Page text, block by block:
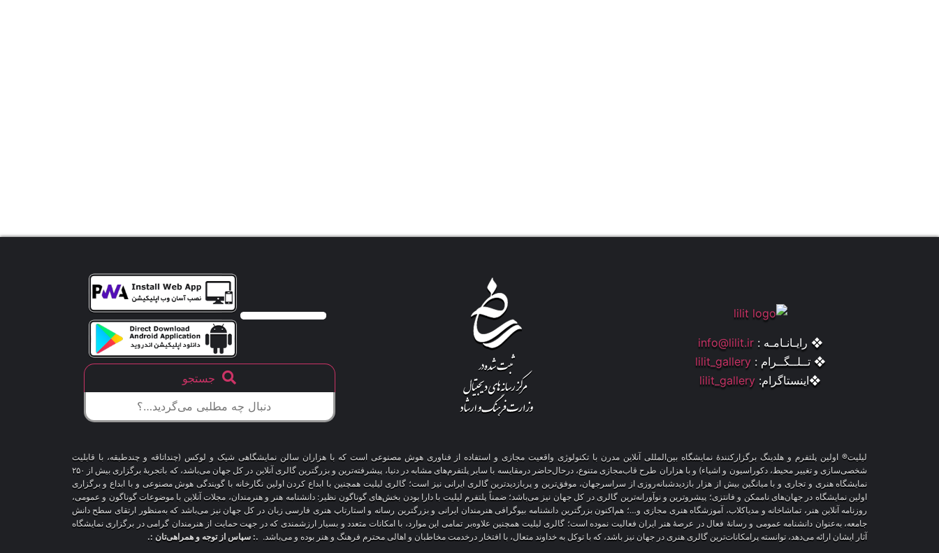
❖ رایـانـامـه : info@lilit.ir
❖ تــلــگــرام : lilit_gallery
❖اینستاگرام: lilit_gallery جستجو
لیلیت® اولین پلتفرم و هلدینگ برگزارکنندهٔ نمایشگاه بین‌المللی آنلاین مدرن با تکنولوژی واقعیت مجازی و استفاده از فناوری هوش مصنوعی است که با هزاران سالن نمایشگاهی شیک و لوکس (چنداتاقه و چندطبقه، با قابلیت
شخصی‌سازی و تغییر محیط، دکوراسیون و اشیاء) و با هزاران طرح قاب‌مجازی متنوع، درحال‌حاضر درمقایسه با سایر پلتفرم‌های مشابه در دنیا، پیشرفته‌ترین و بزرگترین گالری آنلاین در کل جهان می‌باشد، که باتجربهٔ برگزاری بیش از ۲۵۰
نمایشگاه هنری و تجاری و با میانگین بیش از هزار بازدیدشبانه‌روزی از سراسرجهان، موفق‌ترین و پربازدیدترین گالری ایرانی نیز است؛ گالری لیلیت همچنین با ابداع کردن اولین نگارخانه با گویندگی هوش مصنوعی و با ابداع و برگزاری
اولین نمایشگاه در جهان‌های ناممکن و فانتزی؛ پیشروترین و نوآورانه‌ترین گالری در کل جهان نیز می‌باشد؛ ضمناً پلتفرم لیلیت با دارا بودن بخش‌های گوناگون نظیر: دانشنامه هنر و هنرمندان، مجلات آنلاین با موضوعات گوناگون و عمومی،
روزنامه آنلاین هنر، تماشاخانه و مدیاکلاب، آموزشگاه هنری مجازی و…؛ هم‌اکنون بزرگترین دانشنامه بیوگرافی هنرمندان ایرانی و بزرگترین رسانه و استارتاپ هنری فارسی زبان در کل جهان نیز می‌باشد که به‌منظور ارتقای سطح دانش
جامعه، به‌عنوان دانشنامه عمومی و رسانهٔ فعال در عرصهٔ هنر ایران فعالیت نموده است؛ گالری لیلیت همچنین علاوه‌بر تمامی این موارد، با امکانات متعدد و بسیار ارزشمندی که در جهت حمایت از هنرمندان گرامی در برگزاری نمایشگاه
آثار ایشان ارائه می‌دهد، توانسته پرامکانات‌ترین گالری هنری در جهان نیز باشد، که با توکل به خداوند متعال، با افتخار درخدمت مخاطبان و اهالی محترم فرهنگ و هنر بوده و می‌باشد. .: سپاس از توجه و همراهی‌تان :.